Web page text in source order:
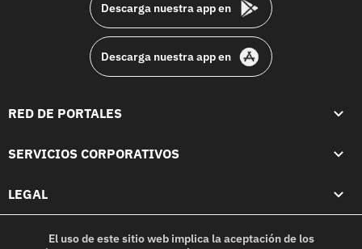
Descarga nuestra app en
Descarga nuestra app en
RED DE PORTALES
SERVICIOS CORPORATIVOS
LEGAL
El uso de este sitio web implica la aceptación de los